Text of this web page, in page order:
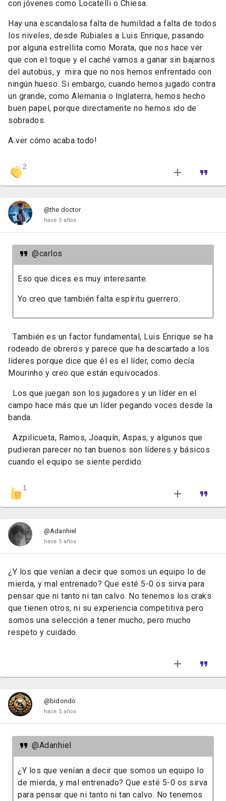
con jóvenes como Locatelli o Chiesa.
Hay una escandalosa falta de humildad a falta de todos
los niveles, desde Rubiales a Luis Enrique, pasando
por alguna estrellita como Morata, que nos hace ver
que con el toque y el caché vamos a ganar sin bajarnos
del autobús, y mira que no nos hemos enfrentado con
ningún hueso. Si embargo, cuando hemos jugado contra
un grande, como Alemania o Inglaterra, hemos hecho
buen papel, porque directamente no hemos ido de
sobrados.
A ver cómo acaba todo!
2
@the doctor
hace 5 años
@carlos
Eso que dices es muy interesante.
Yo creo que también falta espíritu guerrero.
También es un factor fundamental, Luis Enrique se ha
rodeado de obreros y parece que ha descartado a los
líderes porque dice que él es el líder, como decía
Mourinho y creo que están equivocados.
Los que juegan son los jugadores y un líder en el
campo hace más que un líder pegando voces desde la
banda.
Azpilicueta, Ramos, Joaquín, Aspas, y algunos que
pudieran parecer no tan buenos son líderes y básicos
cuando el equipo se siente perdido.
1
@Adanhiel
hace 5 años
¿Y los que venían a decir que somos un equipo lo de
mierda, y mal entrenado? Que esté 5-0 os sirva para
pensar que ni tanto ni tan calvo. No tenemos los craks
que tienen otros, ni su experiencia competitiva pero
somos una selección a tener mucho, pero mucho
respeto y cuidado.
@bidondo
hace 5 años
@Adanhiel
¿Y los que venían a decir que somos un equipo lo
de mierda, y mal entrenado? Que esté 5-0 os sirva
para pensar que ni tanto ni tan calvo. No tenemos